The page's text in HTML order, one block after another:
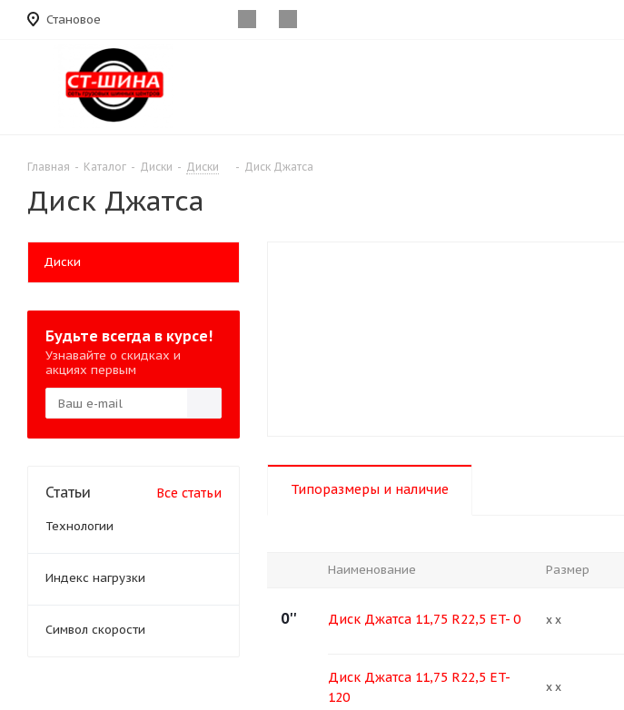
Становое
Главная - Каталог - Диски - Диски - Диск Джатса
Диск Джатса
Типоразмеры и наличие
Наименование Размер
0'' Диск Джатса 11,75 R22,5 ET- 0 x x
Диск Джатса 11,75 R22,5 ET-
120
x x
Диски
Будьте всегда в курсе!
Узнавайте о скидках и
акциях первым
Статьи Все статьи
Технологии
Индекс нагрузки
Символ скорости